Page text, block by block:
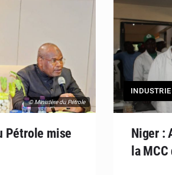
© Ministère du Pétrole
Pétrole mise
Niger :
la